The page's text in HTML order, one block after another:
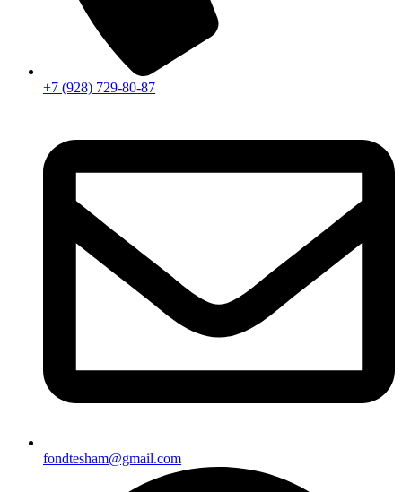
+7 (928) 729-80-87
fondtesham@gmail.com